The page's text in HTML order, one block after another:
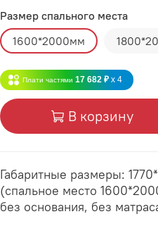
Размер спального места
1600*2000мм
Плати частями 17 682 ₽ x 4
В корзину
Габаритные размеры:
(спальное место
без основания, без